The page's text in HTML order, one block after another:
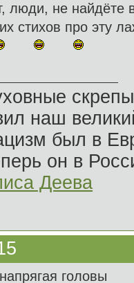
люди, не найдёте
стихов про эту
наш
был в
он в
Деева
головы